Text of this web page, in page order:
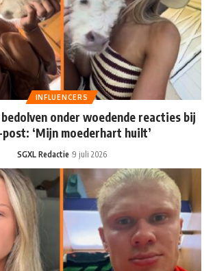
INFLUENCERS
onder woedende reacties bij
‘Mijn moederhart huilt’
SGXL Redactie 9 juli 2026